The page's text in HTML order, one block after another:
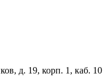
д. 19, корп. 1, каб. 10